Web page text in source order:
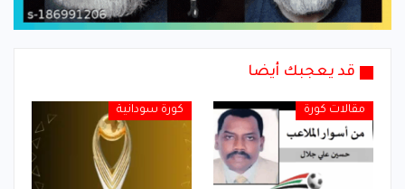
قد يعجبك أيضا
مقالات كورة كورة سودانية